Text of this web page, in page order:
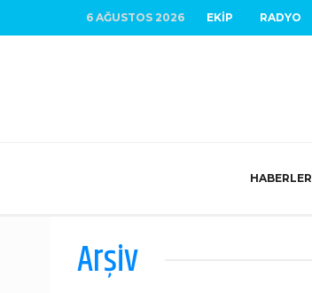
6 AĞUSTOS 2026 EKIP RADYO
HABERLER
Arşiv